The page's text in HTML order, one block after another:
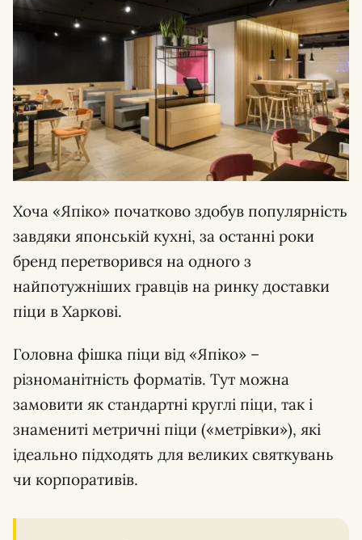
Хоча «Япіко» початково здобув популярність
завдяки японській кухні, за останні роки
бренд перетворився на одного з
найпотужніших гравців на ринку доставки
піци в Харкові.
Головна фішка піци від «Япіко» –
різноманітність форматів. Тут можна
замовити як стандартні круглі піци, так і
знамениті метричні піци («метрівки»), які
ідеально підходять для великих святкувань
чи корпоративів.